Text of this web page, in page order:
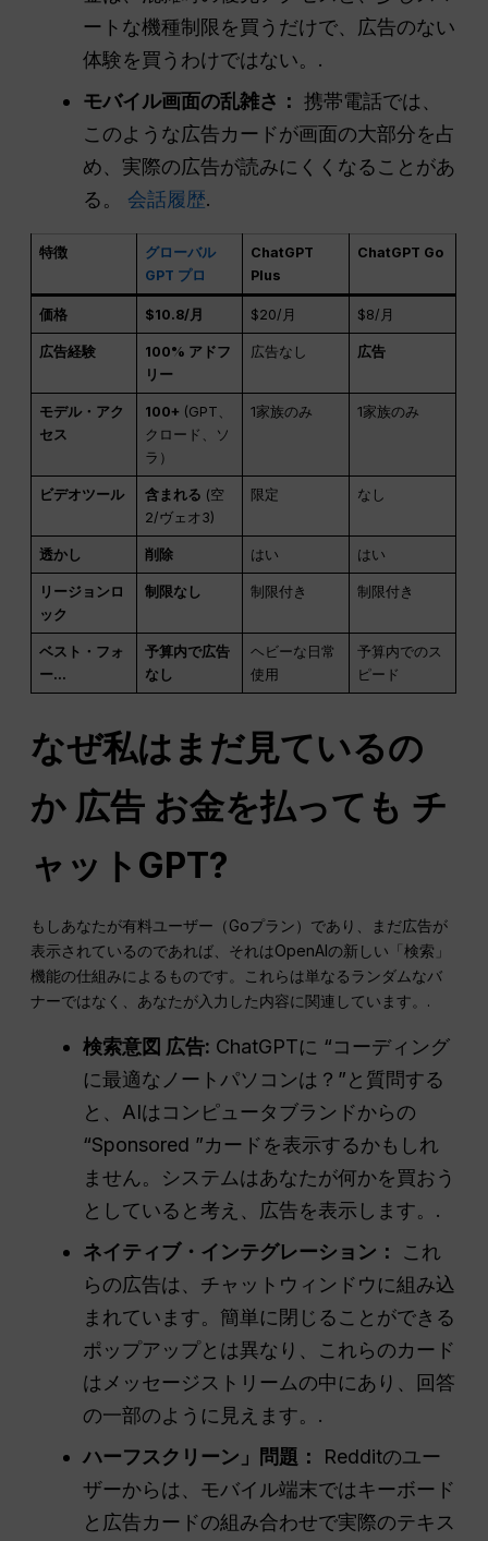
ートな機種制限を買うだけで、広告のない
体験を買うわけではない。.
モバイル画面の乱雑さ： 携帯電話では、
このような広告カードが画面の大部分を占
め、実際の広告が読みにくくなることがあ
る。会話履歴.
特徴
グローバル
GPT プロ
ChatGPT
Plus
ChatGPT Go
価格 $10.8/月 $20/月 $8/月
広告経験
100% アドフ
リー
広告なし 広告
モデル・アク
セス
100+ (GPT、
クロード、ソ
ラ）
1家族のみ 1家族のみ
ビデオツール 含まれる (空
2/ヴェオ3)
限定 なし
透かし 削除 はい はい
リージョンロ
ック
制限なし 制限付き 制限付き
ベスト・フォ
ー...
予算内で広告
なし
ヘビーな日常
使用
予算内でのス
ピード
なぜ私はまだ見ているの
か 広告 お金を払っても チ
ャットGPT?
もしあなたが有料ユーザー（Goプラン）であり、まだ広告が
表示されているのであれば、それはOpenAIの新しい「検索」
機能の仕組みによるものです。これらは単なるランダムなバ
ナーではなく、あなたが入力した内容に関連しています。.
検索意図 広告: ChatGPTに “コーディング
に最適なノートパソコンは？”と質問する
と、AIはコンピュータブランドからの
“Sponsored ”カードを表示するかもしれ
ません。システムはあなたが何かを買おう
としていると考え、広告を表示します。.
ネイティブ・インテグレーション：
これ
らの広告は、チャットウィンドウに組み込
まれています。簡単に閉じることができる
ポップアップとは異なり、これらのカード
はメッセージストリームの中にあり、回答
の一部のように見えます。.
ハーフスクリーン」問題：
Redditのユー
ザーからは、モバイル端末ではキーボード
と広告カードの組み合わせで実際のテキス